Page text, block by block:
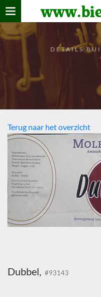
Home
verzamelen
De bierkaart
Bezoekers
DETAILS
Terug naar het overzicht
Dubbel, #93143